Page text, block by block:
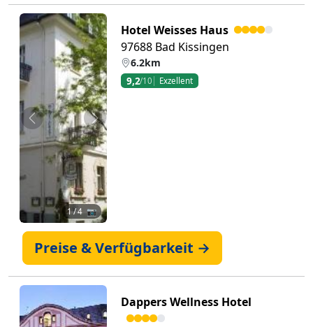
Zurück Weiter
1/ 4 📷
Hotel Weisses Haus
97688 Bad Kissingen
6.2km
9,2/10 Exzellent
Preise & Verfügbarkeit →
Dappers Wellness Hotel